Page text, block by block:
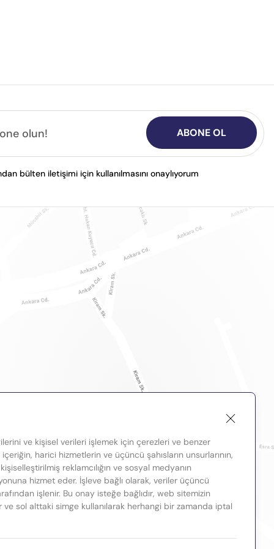
ABONE OL
bülten iletişimi için kullanılmasını onaylıyorum
ve kişisel verileri işlemek için çerezleri ve benzer
harici hizmetlerin ve üçüncü şahısların unsurlarının,
reklamcılığın ve sosyal medyanın
hizmet eder. İşleve bağlı olarak, veriler üçüncü
işlenir. Bu onay isteğe bağlıdır, web sitemizin
ve sol alttaki simge kullanılarak herhangi bir zamanda iptal